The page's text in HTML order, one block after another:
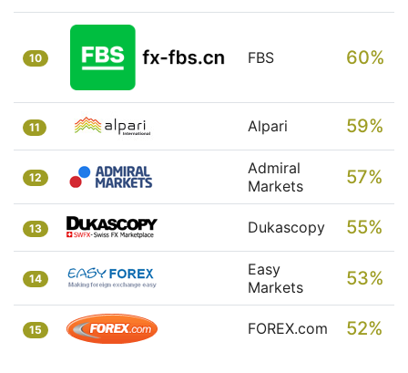
10 FBS 60%
11 Alpari 59%
12
Admiral
Markets
57%
13 Dukascopy 55%
14
Easy
Markets
53%
15 FOREX.com 52%